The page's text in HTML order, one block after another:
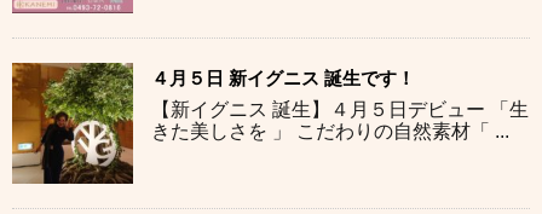
４月５日 新イグニス 誕生です！
【新イグニス 誕生】４月５日デビュー 「生
きた美しさを 」 こだわりの自然素材「 ...